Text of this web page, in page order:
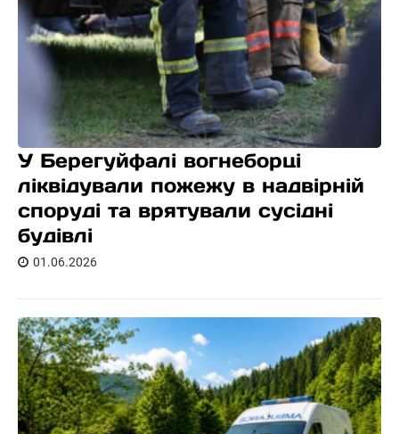
У Берегуйфалі вогнеборці
ліквідували пожежу в надвірній
споруді та врятували сусідні
будівлі
01.06.2026